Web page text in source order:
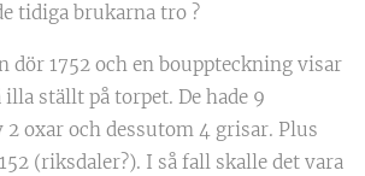
tidiga brukarna tro ?
dör 1752 och en bouppteckning visar
ställt på torpet. De hade 9
oxar och dessutom 4 grisar. Plus
(riksdaler?). I så fall skalle det vara